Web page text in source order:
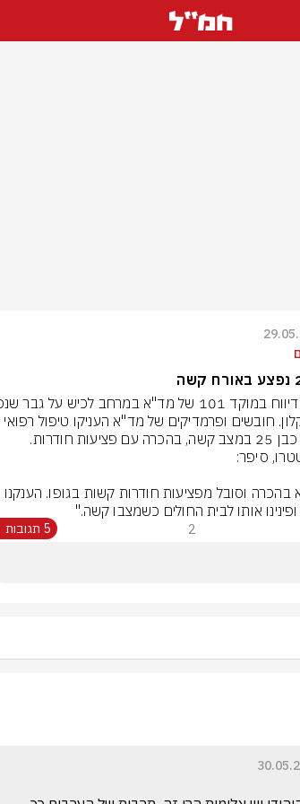
חודרות.
ופינינו אותו לבית החולים כשמצבו קשה."
2 5 תגובות